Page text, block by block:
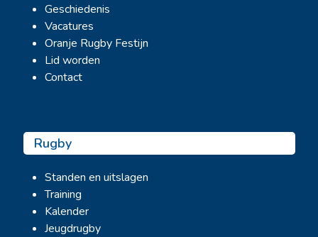
Geschiedenis
Vacatures
Oranje Rugby Festijn
Lid worden
Contact
Rugby
Standen en uitslagen
Training
Kalender
Jeugdrugby